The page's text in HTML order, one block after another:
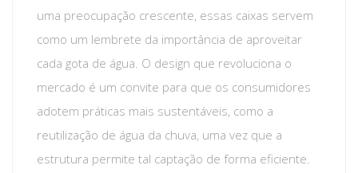
uma preocupação crescente, essas caixas servem
como um lembrete da importância de aproveitar
cada gota de água. O design que revoluciona o
mercado é um convite para que os consumidores
adotem práticas mais sustentáveis, como a
reutilização de água da chuva, uma vez que a
estrutura permite tal captação de forma eficiente.